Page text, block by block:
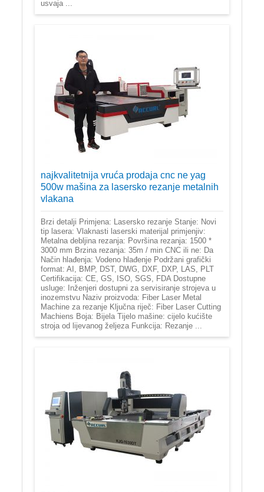
usvaja ...
najkvalitetnija vruća prodaja cnc ne yag
500w mašina za lasersko rezanje metalnih
vlakana
Brzi detalji Primjena: Lasersko rezanje Stanje: Novi
tip lasera: Vlaknasti laserski materijal primjenjiv:
Metalna debljina rezanja: Površina rezanja: 1500 *
3000 mm Brzina rezanja: 35m / min CNC ili ne: Da
Način hlađenja: Vodeno hlađenje Podržani grafički
format: AI, BMP, DST, DWG, DXF, DXP, LAS, PLT
Certifikacija: CE, GS, ISO, SGS, FDA Dostupne
usluge: Inženjeri dostupni za servisiranje strojeva u
inozemstvu Naziv proizvoda: Fiber Laser Metal
Machine za rezanje Ključna riječ: Fiber Laser Cutting
Machiens Boja: Bijela Tijelo mašine: cijelo kućište
stroja od lijevanog željeza Funkcija: Rezanje ...